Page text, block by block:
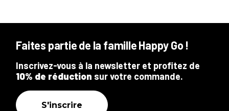
Faites partie de la famille Happy Go !
Inscrivez-vous à la newsletter et profitez de
10% de réduction sur votre commande.
S'inscrire